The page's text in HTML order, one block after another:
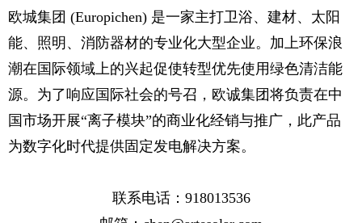
欧城集团 (Europichen) 是一家主打卫浴、建材、太阳
能、照明、消防器材的专业化大型企业。加上环保浪
潮在国际领域上的兴起促使转型优先使用绿色清洁能
源。为了响应国际社会的号召，欧诚集团将负责在中
国市场开展“离子模块”的商业化经销与推广，此产品
为数字化时代提供固定发电解决方案。
联系电话：918013536